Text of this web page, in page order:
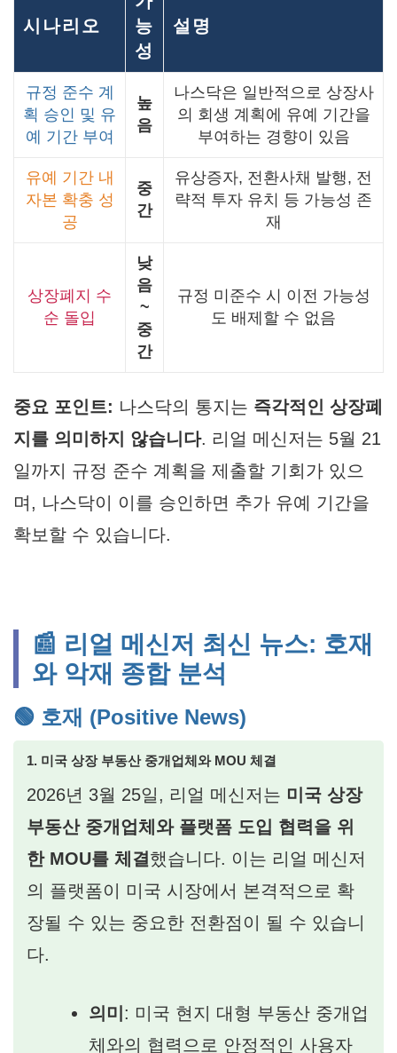
시나리오
능
성
설명
규정 준수 계
획 승인 및 유
예 기간 부여
높
음
나스닥은 일반적으로 상장사
의 회생 계획에 유예 기간을
부여하는 경향이 있음
유예 기간 내
자본 확충 성
공
중
간
유상증자, 전환사채 발행, 전
략적 투자 유치 등 가능성 존
재
상장폐지 수
순 돌입
낮
음
~
중
간
규정 미준수 시 이전 가능성
도 배제할 수 없음
중요 포인트: 나스닥의 통지는 즉각적인 상장폐
지를 의미하지 않습니다. 리얼 메신저는 5월 21
일까지 규정 준수 계획을 제출할 기회가 있으
며, 나스닥이 이를 승인하면 추가 유예 기간을
확보할 수 있습니다.
📰 리얼 메신저 최신 뉴스: 호재
와 악재 종합 분석
🟢 호재 (Positive News)
1. 미국 상장 부동산 중개업체와 MOU 체결
2026년 3월 25일, 리얼 메신저는 미국 상장
부동산 중개업체와 플랫폼 도입 협력을 위
한 MOU를 체결했습니다. 이는 리얼 메신저
의 플랫폼이 미국 시장에서 본격적으로 확
장될 수 있는 중요한 전환점이 될 수 있습니
다.
의미 : 미국 현지 대형 부동산 중개업
체와의 협력으로 안정적인 사용자